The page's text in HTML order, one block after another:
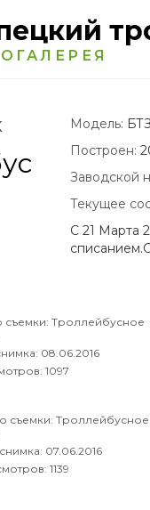
Модель:
Построен:
Заводской
Текущее
С 21 Марта
съемки: Троллейбусное
08.06.2016
1097
съемки: Троллейбусное
07.06.2016
1139